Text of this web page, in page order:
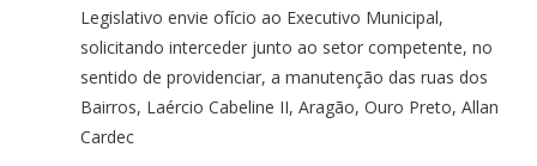
Legislativo envie ofício ao Executivo Municipal,
solicitando interceder junto ao setor competente, no
sentido de providenciar, a manutenção das ruas dos
Bairros, Laércio Cabeline II, Aragão, Ouro Preto, Allan
Cardec